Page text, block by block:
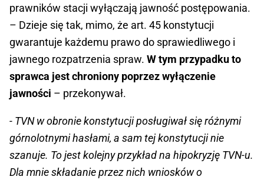
prawników stacji wyłączają jawność postępowania.
– Dzieje się tak, mimo, że art. 45 konstytucji
gwarantuje każdemu prawo do sprawiedliwego i
jawnego rozpatrzenia spraw. W tym przypadku to
sprawca jest chroniony poprzez wyłączenie
jawności – przekonywał.
- TVN w obronie konstytucji posługiwał się różnymi
górnolotnymi hasłami, a sam tej konstytucji nie
szanuje. To jest kolejny przykład na hipokryzję TVN-u.
Dla mnie składanie przez nich wniosków o